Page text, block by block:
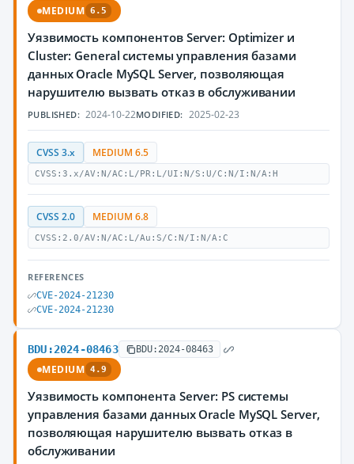
MEDIUM 6.5
Уязвимость компонентов Server: Optimizer и
Cluster: General системы управления базами
данных Oracle MySQL Server, позволяющая
нарушителю вызвать отказ в обслуживании
PUBLISHED: 2024-10-22MODIFIED: 2025-02-23
CVSS 3.x MEDIUM 6.5
CVSS:3.x/AV:N/AC:L/PR:L/UI:N/S:U/C:N/I:N/A:H
CVSS 2.0 MEDIUM 6.8
CVSS:2.0/AV:N/AC:L/Au:S/C:N/I:N/A:C
REFERENCES
CVE-2024-21230
CVE-2024-21230
BDU:2024-08463 BDU:2024-08463
MEDIUM 4.9
Уязвимость компонента Server: PS системы
управления базами данных Oracle MySQL Server,
позволяющая нарушителю вызвать отказ в
обслуживании